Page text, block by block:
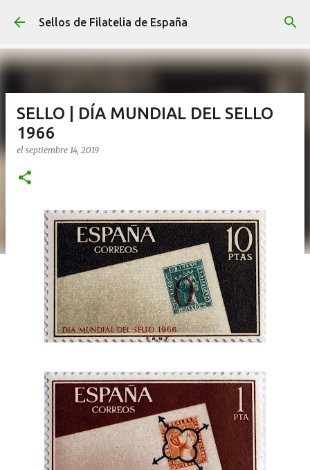
Ir al contenido principal
Sellos de Filatelia de España
SELLO | DÍA MUNDIAL DEL SELLO
1966
el septiembre 14, 2019